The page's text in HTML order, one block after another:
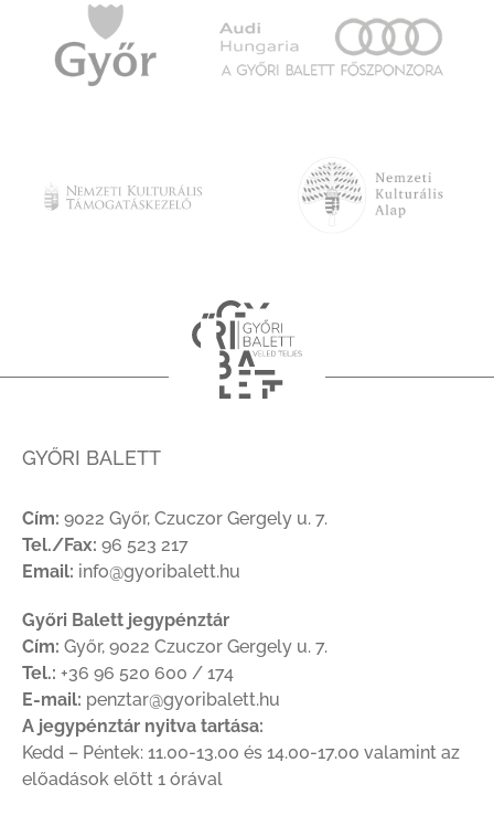
GYŐRI BALETT
Cím: 9022 Győr, Czuczor Gergely u. 7.
Tel./Fax: 96 523 217
Email: info@gyoribalett.hu
Győri Balett jegypénztár
Cím: Győr, 9022 Czuczor Gergely u. 7.
Tel.: +36 96 520 600 / 174
E-mail: penztar@gyoribalett.hu
A jegypénztár nyitva tartása:
Kedd – Péntek: 11.00-13.00 és 14.00-17.00 valamint az
előadások előtt 1 órával